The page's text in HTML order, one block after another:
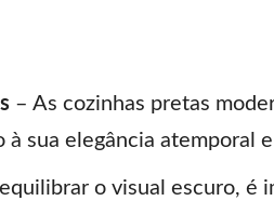
– As cozinhas pretas
sua elegância atemporal
o visual escuro, é